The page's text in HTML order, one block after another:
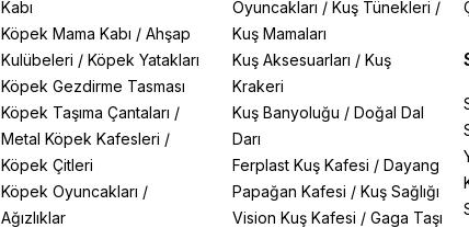
Kabı
Köpek Mama Kabı /Ahşap
Kulübeleri /Köpek Yatakları
Köpek Gezdirme Tasması
Köpek Taşıma Çantaları /
Metal Köpek Kafesleri /
Köpek Çitleri
Köpek Oyuncakları /
Ağızlıklar
Oyuncakları / Kuş Tünekleri /
Kuş Mamaları
Kuş Aksesuarları / Kuş
Krakeri
Kuş Banyoluğu / Doğal Dal
Darı
Ferplast Kuş Kafesi / Dayang
Papağan Kafesi / Kuş Sağlığı
Vision Kuş Kafesi / Gaga Taşı